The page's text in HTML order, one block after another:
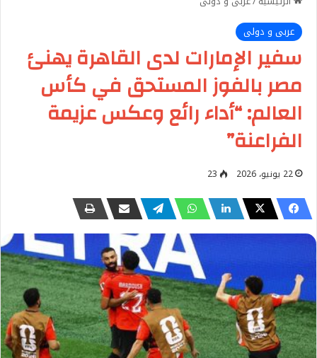
عربى و دولى
سفير الإمارات لدى القاهرة يهنئ
مصر بالفوز المستحق في كأس
العالم: “أداء رائع وعكس عزيمة
الفراعنة”
22 يونيو، 2026 23